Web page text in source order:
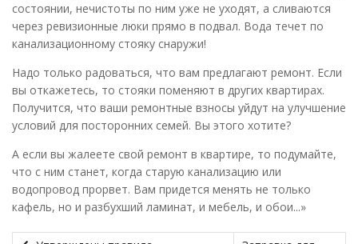
состоянии, нечистоты по ним уже не уходят, а сливаются
через ревизионные люки прямо в подвал. Вода течет по
канализационному стояку снаружи!
Надо только радоваться, что вам предлагают ремонт. Если
вы откажетесь, то стояки поменяют в других квартирах.
Получится, что ваши ремонтные взносы уйдут на улучшение
условий для посторонних семей. Вы этого хотите?
А если вы жалеете свой ремонт в квартире, то подумайте,
что с ним станет, когда старую канализацию или
водопровод прорвет. Вам придется менять не только
кафель, но и разбухший ламинат, и мебель, и обои...»